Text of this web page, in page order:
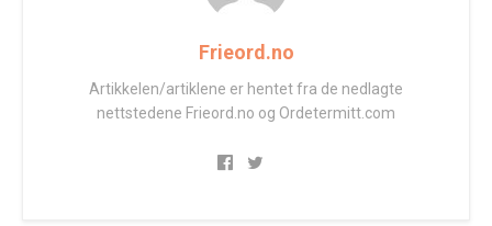
Frieord.no
Artikkelen/artiklene er hentet fra de nedlagte
nettstedene Frieord.no og Ordetermitt.com